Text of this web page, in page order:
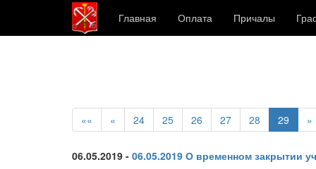
Главная Оплата Причалы
«« « 24 25 26 27 28 29 »
06.05.2019 - 06.05.2019 О временном закрытии